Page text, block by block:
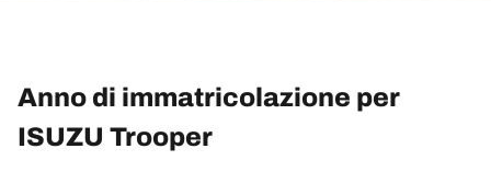
Anno di immatricolazione per
ISUZU Trooper